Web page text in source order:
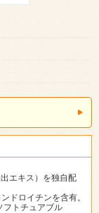
エキス）を独自配
ドロイチンを含有。
フトチュアブル